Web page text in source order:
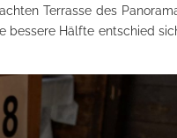
Terrasse des
bessere Hälfte entschied